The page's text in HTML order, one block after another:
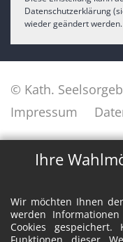
Ihre
Wir möchten Ihnen
werden
Cookies
Datenschutzerklärung
wieder geändert werden.
© Kath.
Impressum